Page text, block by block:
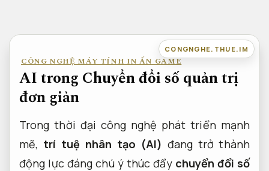
nội
dung
CONGNGHE.THUE.IM
CÔNG NGHỆ MÁY TÍNH IN ẤN GAME
AI trong Chuyển đổi số quản trị
đơn giản
Trong thời đại công nghệ phát triển mạnh
mẽ, trí tuệ nhân tạo (AI) đang trở thành
động lực đáng chú ý thúc đẩy chuyển đổi số